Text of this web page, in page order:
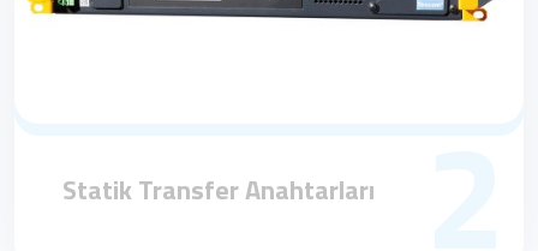
Statik Transfer Anahtarları